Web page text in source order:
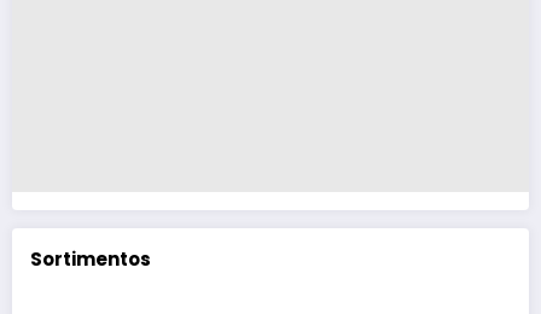
Sortimentos